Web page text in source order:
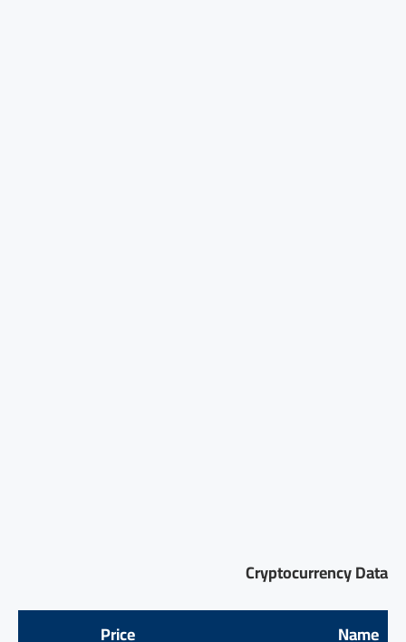
Cryptocurrency Data
Name
Price